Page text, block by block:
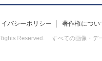
バシーポリシー 著作権につい
Reserved. すべての画像・デ